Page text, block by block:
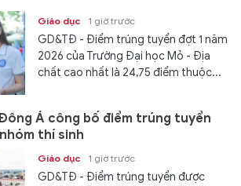
Giáo dục 1 giờ trước
GD&TĐ - Điểm trúng tuyển đợt 1 năm
2026 của Trường Đại học Mỏ - Địa
chất cao nhất là 24,75 điểm thuộc...
Á công bố điểm trúng tuyển
thí sinh
Giáo dục 1 giờ trước
GD&TĐ - Điểm trúng tuyển được